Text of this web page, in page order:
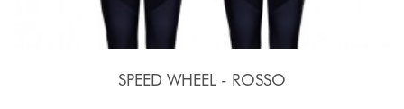
SPEED WHEEL - ROSSO